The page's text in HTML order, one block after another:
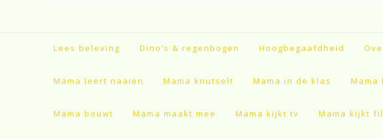
Lees beleving Dino’s & regenbogen Hoogbegaafdheid
Mama leert naaien Mama knutselt Mama in de klas Mama
Mama bouwt Mama maakt mee Mama kijkt tv Mama kijkt